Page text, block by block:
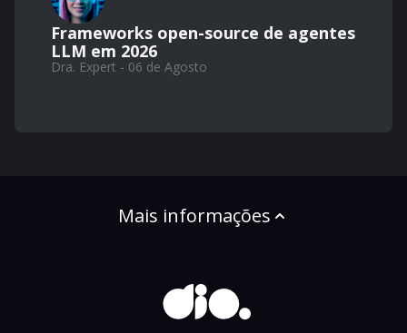
Frameworks open-source de agentes
LLM em 2026
Dra. Expert - 06 de Agosto
Mais informações